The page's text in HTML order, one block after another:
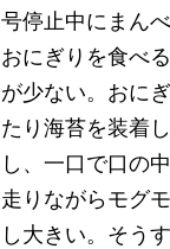
号停止中にまん
おにぎりを食べ
が少ない。おに
たり海苔を装着
し、一口で口の
走りながらモグ
し大きい。そう